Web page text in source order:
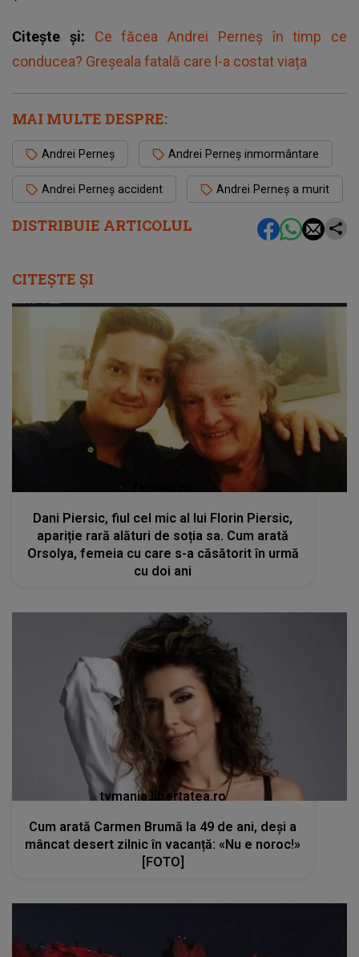
DISTRIBUIE ARTICOLUL
Citește și: Ce făcea Andrei Perneș în timp ce
conducea? Greșeala fatală care l-a costat viața
MAI MULTE DESPRE:
Andrei Perneș Andrei Perneș inmormântare
Andrei Perneș accident Andrei Perneș a murit
CITEȘTE ȘI
Dani Piersic, fiul cel mic al lui Florin Piersic,
apariție rară alături de soția sa. Cum arată
Orsolya, femeia cu care s-a căsătorit în urmă
cu doi ani
tvmania.libertatea.ro
Cum arată Carmen Brumă la 49 de ani, deși a
mâncat desert zilnic în vacanță: «Nu e noroc!»
[FOTO]